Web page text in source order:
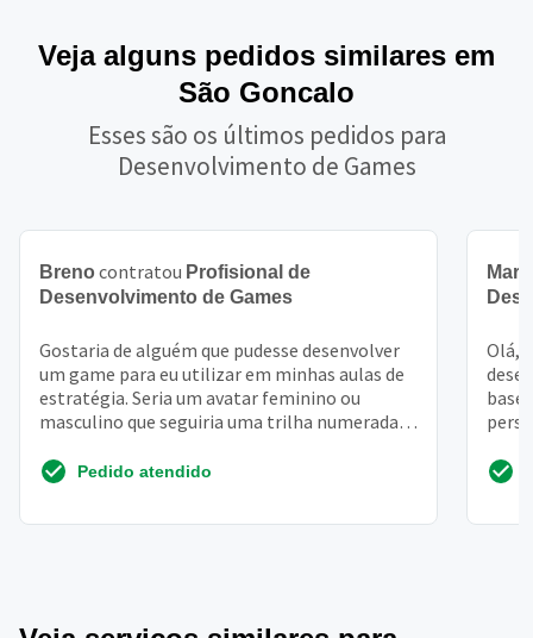
Veja alguns pedidos similares em
São Goncalo
Esses são os últimos pedidos para
Desenvolvimento de Games
Breno contratou Profisional de
Desenvolvimento de Games
Gostaria de alguém que pudesse desenvolver
um game para eu utilizar em minhas aulas de
estratégia. Seria um avatar feminino ou
masculino que seguiria uma trilha numerada,
Pedido atendido
Olá,